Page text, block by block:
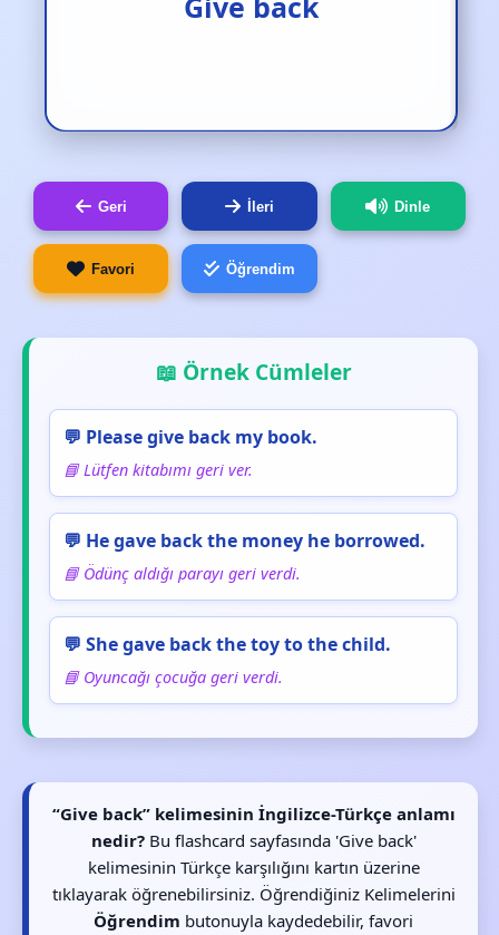
Geri İleri Dinle
Favori Öğrendim
📖 Örnek Cümleler
💬 Please give back my book.
📘 Lütfen kitabımı geri ver.
💬 He gave back the money he borrowed.
📘 Ödünç aldığı parayı geri verdi.
💬 She gave back the toy to the child.
📘 Oyuncağı çocuğa geri verdi.
“Give back” kelimesinin İngilizce-Türkçe anlamı
nedir?Bu flashcard sayfasında 'Give back'
kelimesinin Türkçe karşılığını kartın üzerine
tıklayarak öğrenebilirsiniz. Öğrendiğiniz Kelimelerini
Öğrendim butonuyla kaydedebilir, favori